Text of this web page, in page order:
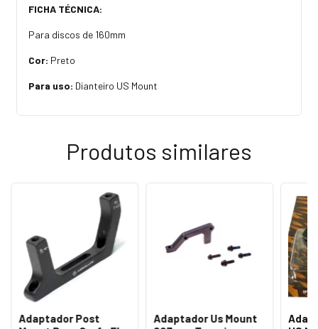
FICHA TÉCNICA:
Para discos de 160mm
Cor: Preto
Para uso: Dianteiro US Mount
Produtos similares
Adaptador Post
Adaptador Us Mount